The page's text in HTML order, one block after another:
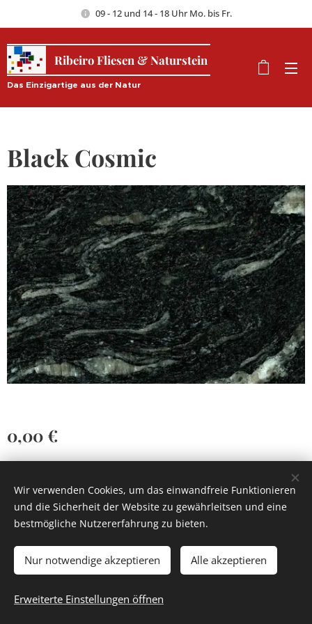
09 - 12 und 14 - 18 Uhr Mo. bis Fr.
Ribeiro Fliesen & Naturstein
Das Einzigartige aus der Natur
Black Cosmic
0,00€
Zum Warenkorb hinzufügen
Cookies
Wir verwenden Cookies, um das einwandfreie Funktionieren
und die Sicherheit der Website zu gewährleitsen und eine
bestmögliche Nutzererfahrung zu bieten.
Nur notwendige akzeptieren Alle akzeptieren
Erweiterte Einstellungen öffnen